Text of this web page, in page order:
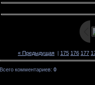
« Предыдущая | 175 176 177
Всего комментариев: 0